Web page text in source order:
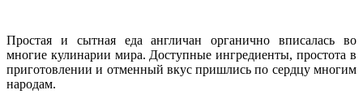
Простая и сытная еда англичан органично вписалась во
многие кулинарии мира. Доступные ингредиенты, простота в
приготовлении и отменный вкус пришлись по сердцу многим
народам.